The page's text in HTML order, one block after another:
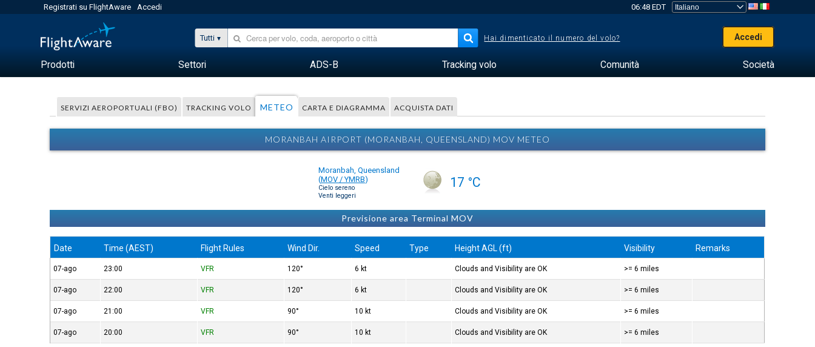
Registrati su FlightAware Accedi 06:48 EDT
Tutti Hai dimenticato il numero del volo? Accedi
Prodotti Settori ADS-B Tracking volo Comunità Società
SERVIZI AEROPORTUALI (FBO) TRACKING VOLO METEO CARTA E DIAGRAMMA ACQUISTA DATI
MORANBAH AIRPORT (MORANBAH, QUEENSLAND) MOV METEO
Moranbah, Queensland
(MOV / YMRB)
Cielo sereno
Venti leggeri
17 °C
Previsione area Terminal MOV
Date Time (AEST) Flight Rules Wind Dir. Speed Type Height AGL (ft) Visibility Remarks
07-ago 23:00 VFR 120° 6 kt Clouds and Visibility are OK >= 6 miles
07-ago 22:00 VFR 120° 6 kt Clouds and Visibility are OK >= 6 miles
07-ago 21:00 VFR 90° 10 kt Clouds and Visibility are OK >= 6 miles
07-ago 20:00 VFR 90° 10 kt Clouds and Visibility are OK >= 6 miles